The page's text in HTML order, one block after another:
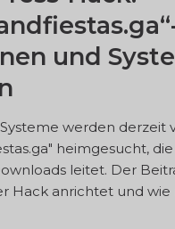
und
werden derzeit
heimgesucht,
leitet. Der
Hack anrichtet und